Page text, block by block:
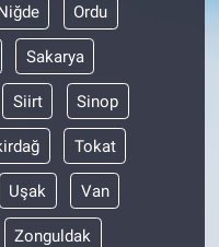
Ordu
Sakarya
Siirt Sinop
Tokat
Uşak Van
Zonguldak